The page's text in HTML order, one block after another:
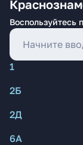
Воспользуйтесь
1
2Б
2Д
6А